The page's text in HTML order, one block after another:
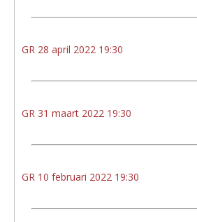
GR 28 april 2022 19:30
GR 31 maart 2022 19:30
GR 10 februari 2022 19:30